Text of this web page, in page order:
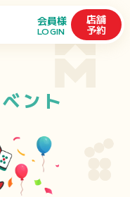
会員様
LOGIN
店舗
予約
ント